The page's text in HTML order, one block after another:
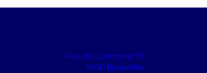
Rue du Lombard 57
1000 Bruxelles